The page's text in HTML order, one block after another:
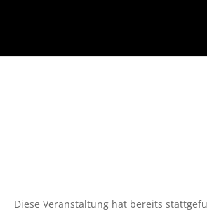
Diese Veranstaltung hat bereits